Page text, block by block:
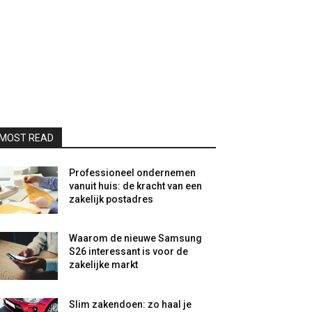
READ
Professioneel ondernemen
vanuit huis: de kracht van een
zakelijk postadres
Waarom de nieuwe Samsung
S26 interessant is voor de
zakelijke markt
Slim zakendoen: zo haal je